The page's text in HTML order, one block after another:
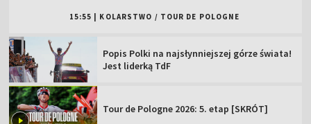
15:55 KOLARSTWO / TOUR DE POLOGNE
Popis Polki na najsłynniejszej górze świata!
Jest liderką TdF
Tour de Pologne 2026: 5. etap [SKRÓT]